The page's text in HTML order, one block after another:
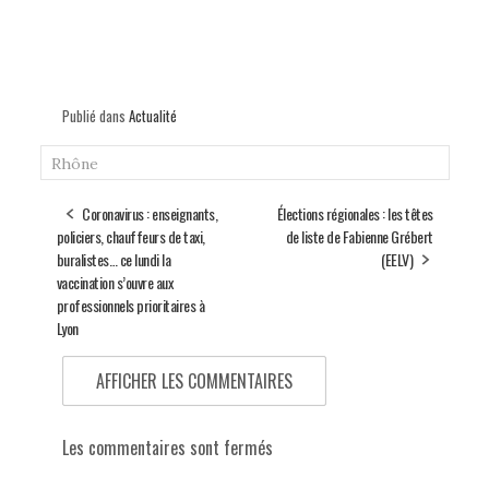
Publié dans Actualité
Rhône
Coronavirus : enseignants,
policiers, chauffeurs de taxi,
buralistes… ce lundi la
vaccination s’ouvre aux
professionnels prioritaires à
Lyon
Élections régionales : les têtes
de liste de Fabienne Grébert
(EELV)
AFFICHER LES COMMENTAIRES
Les commentaires sont fermés